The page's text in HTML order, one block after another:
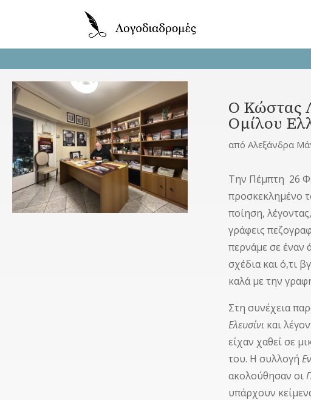
Ο Κώστας
Ομίλου
απόΑλεξάνδρα
Την Πέμπτη 26
προσκεκλημένο
ποίηση,
γράφεις
περνάμε σε έναν
σχέδια και ό,τι
καλά με την
Στη συνέχεια
Ελευσίνι και
είχαν χαθεί σε
του. Η συλλογή
ακολούθησαν οι
υπάρχουν